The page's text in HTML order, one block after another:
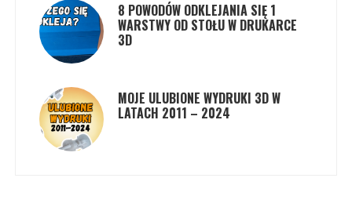
8 POWODÓW ODKLEJANIA SIĘ 1
WARSTWY OD STOŁU W DRUKARCE
3D
MOJE ULUBIONE WYDRUKI 3D W
LATACH 2011 – 2024